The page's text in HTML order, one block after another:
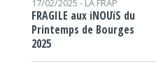
FRAGILE aux iNOUïS du
Printemps de Bourges
2025